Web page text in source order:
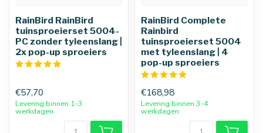
RainBird RainBird
tuinsproeierset 5004-
PC zonder tyleenslang |
2x pop-up sproeiers
€57,70
Levering binnen 1-3
werkdagen
RainBird Complete
Rainbird
tuinsproeierset 5004
met tyleenslang | 4
pop-up sproeiers
€168,98
Levering binnen 3-4
werkdagen